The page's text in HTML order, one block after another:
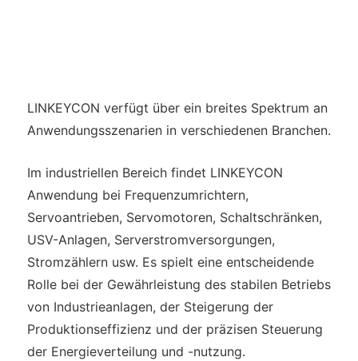
LINKEYCON verfügt über ein breites Spektrum an
Anwendungsszenarien in verschiedenen Branchen.
Im industriellen Bereich findet LINKEYCON
Anwendung bei Frequenzumrichtern,
Servoantrieben, Servomotoren, Schaltschränken,
USV-Anlagen, Serverstromversorgungen,
Stromzählern usw. Es spielt eine entscheidende
Rolle bei der Gewährleistung des stabilen Betriebs
von Industrieanlagen, der Steigerung der
Produktionseffizienz und der präzisen Steuerung
der Energieverteilung und -nutzung.